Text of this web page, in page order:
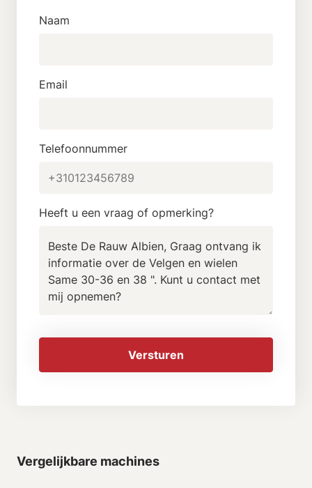
Naam
Email
Telefoonnummer
Heeft u een vraag of opmerking?
Versturen
Vergelijkbare machines